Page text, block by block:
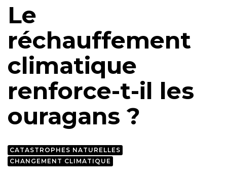
Le
réchauffement
climatique
renforce-t-il les
ouragans ?
CATASTROPHES NATURELLES
CHANGEMENT CLIMATIQUE